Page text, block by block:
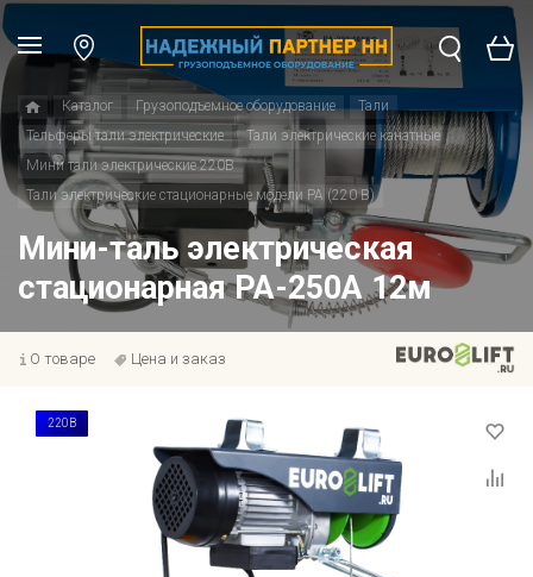
Каталог Грузоподъемное оборудование
Тали
Тельферы тали электрические
Тали электрические канатные
Мини тали электрические 220В
Тали электрические стационарные модели РА (220 В)
Мини-таль электрическая
стационарная РА-250А 12м
О товаре Цена и заказ
220В